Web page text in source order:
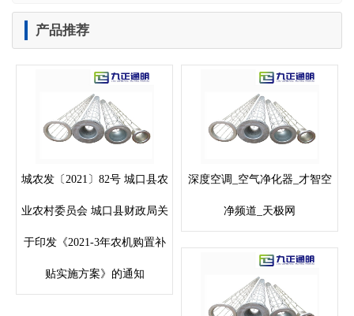
产品推荐
城农发〔2021〕82号 城口县农
业农村委员会 城口县财政局关
于印发《2021-3年农机购置补
贴实施方案》的通知
深度空调_空气净化器_才智空
净频道_天极网